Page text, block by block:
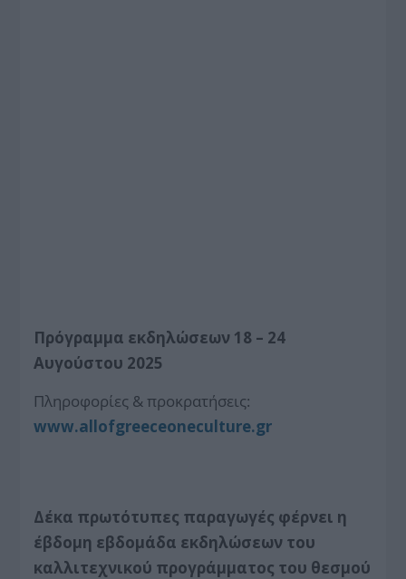
Πρόγραμμα εκδηλώσεων 18 – 24
Αυγούστου 2025
Πληροφορίες & προκρατήσεις:
www.allofgreeceoneculture.gr
Δέκα πρωτότυπες παραγωγές φέρνει η
έβδομη εβδομάδα εκδηλώσεων του
καλλιτεχνικού προγράμματος του θεσμού